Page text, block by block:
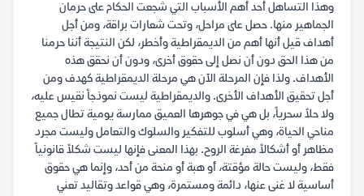
وهذا التساهل أحد أهم الأسباب التي شجعت الحكام على حرمان
الجماهير منها. حصل على مراحل، وتحت شعارات براقة، ومن أجل
أهداف قيل أنها أهم من الديمقراطية وأخطر، لكن النتيجة أننا حرمنا
من هذا الحق دون أن نصل إلى حقوق أخرى، ودون أن نحقق هذه
الأهداف. ولذا فإن المرحلة الآن هي مرحلة الديمقراطية كهدف ومن
أجل تحقيق الأهداف الأخرى. والديمقراطية ليست نموذجاً نقيس عليه،
ولا حلاً سحرياً، بل هي في جوهرها العميق ممارسة يومية تطال جميع
مناحي الحياة، وهي أسلوب للتفكير والسلوك والتعامل وليست مجرد
مظاهر أو أشكالاً مفرغة الروح. بهذا المعنى فإنها ليست شكلاً قانونياً
فقط، وليست حالة مؤقتة، أو هبة أو منحة من أحد، وإنما هي حقوق
أساسية لا غنى عنها، دائمة ومستمرة، وهي قواعد وتقاليد تعني